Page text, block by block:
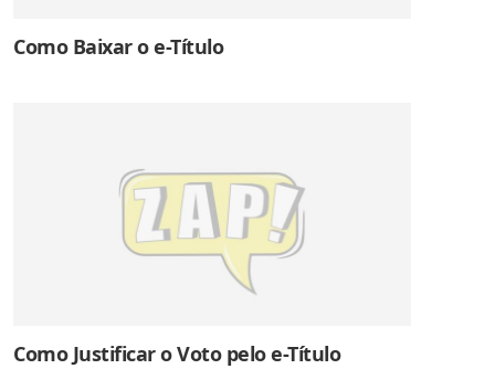
Como Baixar o e-Título
Como Justificar o Voto pelo e-Título